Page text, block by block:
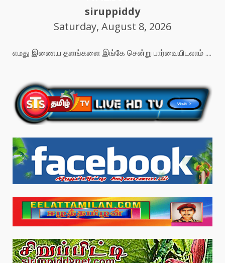
siruppiddy
Saturday, August 8, 2026
எமது இணைய தளங்களை இங்கே சென்று பார்வையிடலாம் ....